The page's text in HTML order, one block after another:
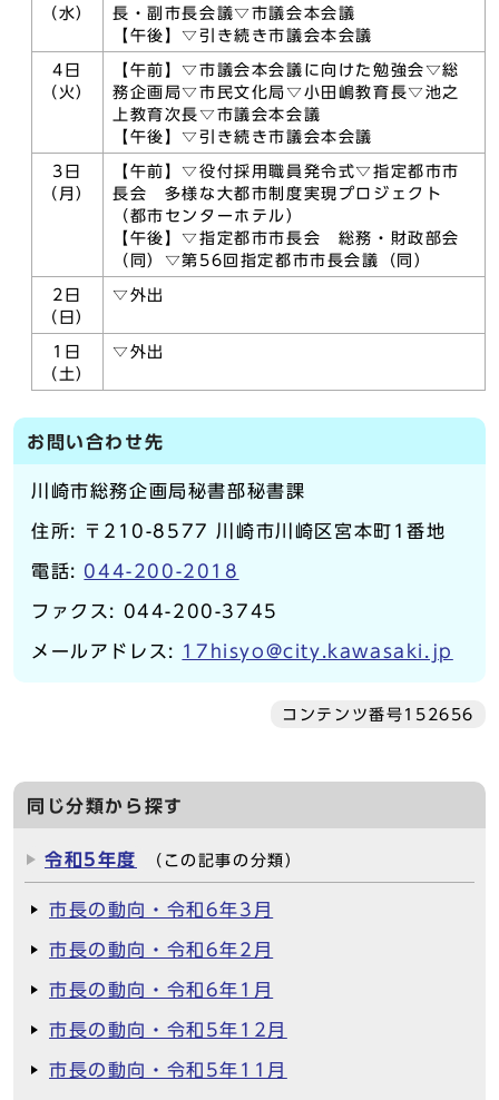
（水）
長・副市長会議▽市議会本会議
【午後】▽引き続き市議会本会議
4日
（火）
【午前】▽市議会本会議に向けた勉強会▽総
務企画局▽市民文化局▽小田嶋教育長▽池之
上教育次長▽市議会本会議
【午後】▽引き続き市議会本会議
3日
（月）
【午前】▽役付採用職員発令式▽指定都市市
長会 多様な大都市制度実現プロジェクト
（都市センターホテル）
【午後】▽指定都市市長会 総務・財政部会
（同）▽第56回指定都市市長会議（同）
2日
（日）
▽外出
1日
（土）
▽外出
お問い合わせ先
川崎市総務企画局秘書部秘書課
住所: 〒210-8577 川崎市川崎区宮本町1番地
電話: 044-200-2018
ファクス: 044-200-3745
メールアドレス: 17hisyo@city.kawasaki.jp
コンテンツ番号152656
同じ分類から探す
令和5年度 （この記事の分類）
市長の動向・令和6年3月
市長の動向・令和6年2月
市長の動向・令和6年1月
市長の動向・令和5年12月
市長の動向・令和5年11月